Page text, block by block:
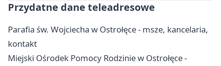
Przydatne dane teleadresowe
Parafia św. Wojciecha w Ostrołęce - msze, kancelaria,
kontakt
Miejski Ośrodek Pomocy Rodzinie w Ostrołęce -